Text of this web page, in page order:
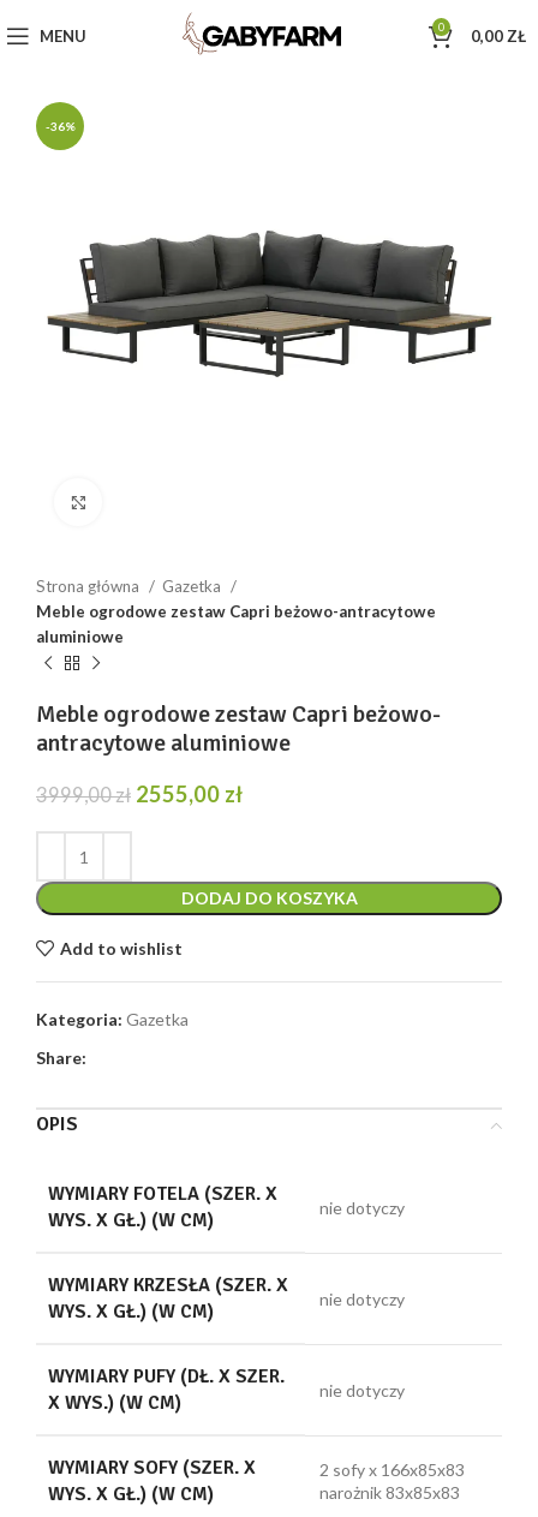
MENU 0 0,00 ZŁ
-36%
Strona główna
Gazetka
Meble ogrodowe zestaw Capri beżowo-antracytowe
aluminiowe
Meble ogrodowe zestaw Capri beżowo-
antracytowe aluminiowe
3999,00zł Pierwotna
2555,00 złAktualna
DODAJ DO KOSZYKA
Add to wishlist
Kategoria: Gazetka
Share:
OPIS
WYMIARY FOTELA (SZER. X
WYS. X GŁ.) (W CM)
nie dotyczy
WYMIARY KRZESŁA (SZER. X
WYS. X GŁ.) (W CM)
nie dotyczy
WYMIARY PUFY (DŁ. X SZER.
X WYS.) (W CM)
nie dotyczy
WYMIARY SOFY (SZER. X
WYS. X GŁ.) (W CM)
2 sofy x 166x85x83
narożnik 83x85x83